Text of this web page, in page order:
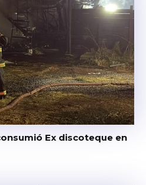
Ex discoteque en